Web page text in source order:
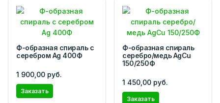
Ф-образная спираль с
серебром Ag 400Ф
1 900,00 руб.
Заказать
Ф-образная спираль
серебро/медь AgCu
150/250Ф
1 450,00 руб.
Заказать